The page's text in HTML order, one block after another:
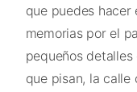
que puedes hacer
memorias por el
pequeños
que pisan, la calle